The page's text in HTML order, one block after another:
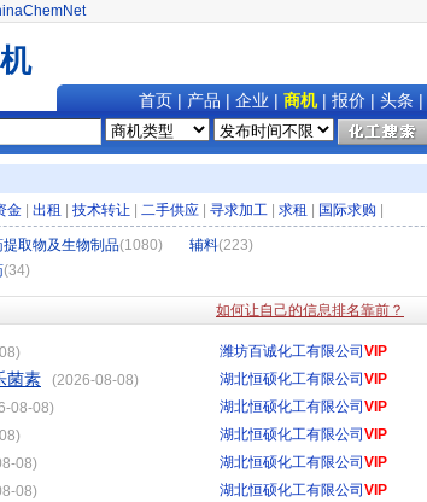
首页| 产品 | 企业 | 商机| 报价| 头条 |
金 出租 技术转让 二手供应 寻求加工 求租 国际求购
提取物及生物制品(1080) 辅料(223)
(34)
如何让自己的信息排名靠前？
潍坊百诚化工有限公司 VIP
菌素 (2026-08-08) 湖北恒硕化工有限公司 VIP
08-08) 湖北恒硕化工有限公司 VIP
湖北恒硕化工有限公司 VIP
08) 湖北恒硕化工有限公司 VIP
08) 湖北恒硕化工有限公司 VIP